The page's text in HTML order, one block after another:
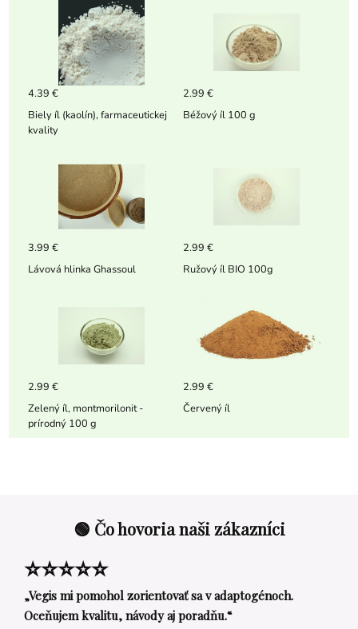
4.39 €
Biely íl (kaolín), farmaceutickej
kvality
2.99 €
Béžový íl 100 g
3.99 €
Lávová hlinka Ghassoul
2.99 €
Ružový íl BIO 100g
2.99 €
Zelený íl, montmorilonit -
prírodný 100 g
2.99 €
Červený íl
🟢 Čo hovoria naši zákazníci
⭐⭐⭐⭐⭐
„Vegis mi pomohol zorientovať sa v adaptogénoch.
Oceňujem kvalitu, návody aj poradňu.“